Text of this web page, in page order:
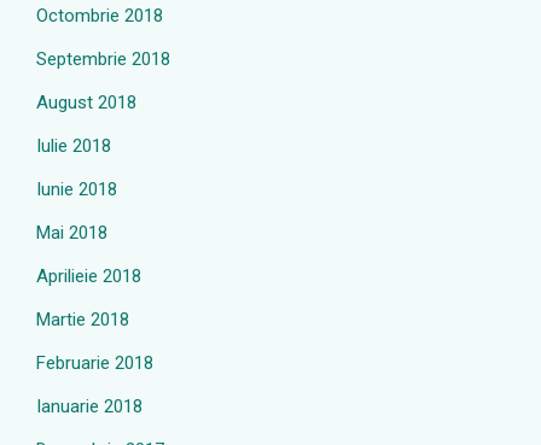
Octombrie 2018
Septembrie 2018
August 2018
Iulie 2018
Iunie 2018
Mai 2018
Aprilieie 2018
Martie 2018
Februarie 2018
Ianuarie 2018